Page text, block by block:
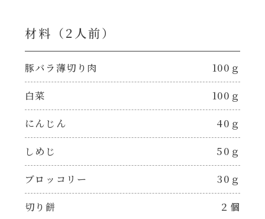
パウチのまんまシリーズ
だしまろ麺
シャンタン鍋
おもてなし
BBQ/キャンプ
炊飯器
やみつききゃべつの塩たれ
だしまろ酢
聖護院かぶらのもみじおろしぽん酢
ハコネーゼ 海老クリーム
ハコネーゼ ボロネーゼ
材料（2⼈前）
豚バラ薄切り肉 100ｇ
白菜 100ｇ
にんじん 40ｇ
しめじ 50ｇ
ブロッコリー 30ｇ
切り餅 ２個